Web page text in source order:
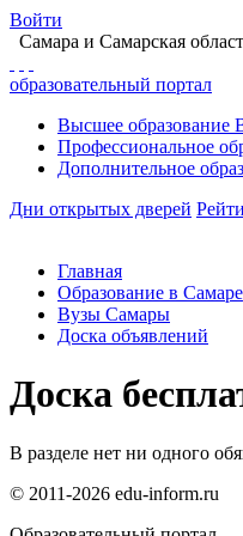
Войти
Самара и Самарская
образовательный портал
Высшее образование
Профессиональное
Дополнительное
Дни открытых дверей
Главная
Образование в Самаре
Вузы Самары
Доска объявлений
Доска
В разделе нет ни одного
© 2011-2026 edu-inform.ru